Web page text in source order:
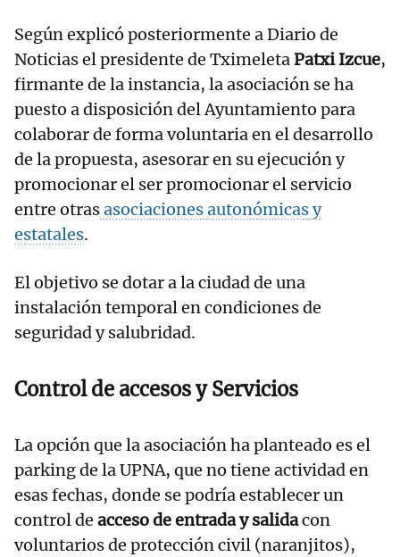
Según explicó posteriormente a Diario de
Noticias el presidente de TximeletaPatxi Izcue,
firmante de la instancia, la asociación se ha
puesto a disposición del Ayuntamiento para
colaborar de forma voluntaria en el desarrollo
de la propuesta, asesorar en su ejecución y
promocionar el ser promocionar el servicio
entre otrasasociaciones autonómicas y
estatales.
El objetivo se dotar a la ciudad de una
instalación temporal en condiciones de
seguridad y salubridad.
Control de accesos y Servicios
La opción que la asociación ha planteado es el
parking de la UPNA, que no tiene actividad en
esas fechas, donde se podría establecer un
control de acceso de entrada y salidacon
voluntarios de protección civil (naranjitos),